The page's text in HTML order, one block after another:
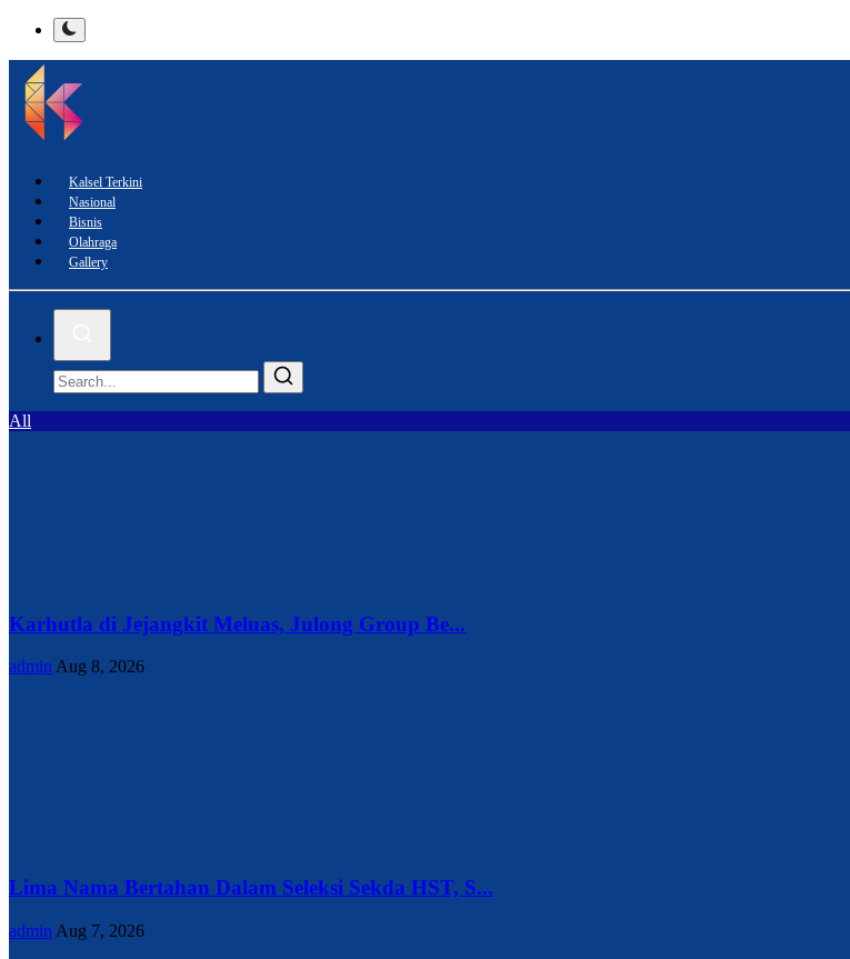
Kalsel Terkini
Nasional
Bisnis
Olahraga
Gallery
All
Karhutla di Jejangkit Meluas, Julong Group Be...
adminAug 8, 2026
Lima Nama Bertahan Dalam Seleksi Sekda HST, S...
admin Aug 7, 2026